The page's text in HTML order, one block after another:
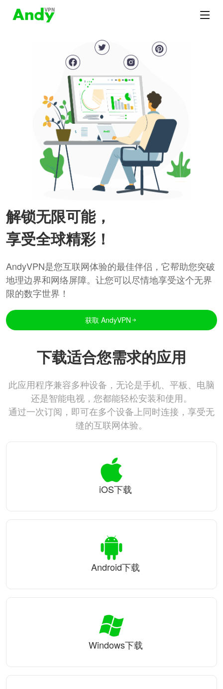
解锁无限可能，
享受全球精彩！
AndyVPN是您互联网体验的最佳伴侣，它帮助您突破
地理边界和网络屏障。让您可以尽情地享受这个无界
限的数字世界！
获取 AndyVPN
下载适合您需求的应用
此应用程序兼容多种设备，无论是手机、平板、电脑
还是智能电视，您都能轻松安装和使用。
通过一次订阅，即可在多个设备上同时连接，享受无
缝的互联网体验。
iOS下载
Android下载
Windows下载